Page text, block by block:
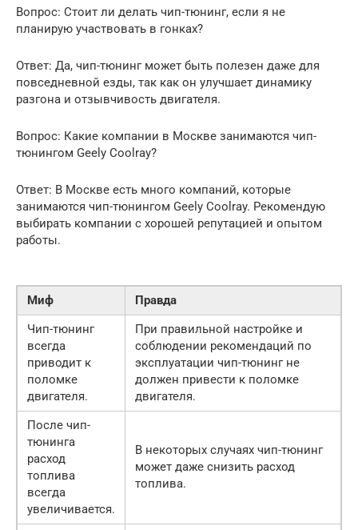
Вопрос: Стоит ли делать чип-тюнинг, если я не
планирую участвовать в гонках?
Ответ: Да, чип-тюнинг может быть полезен даже для
повседневной езды, так как он улучшает динамику
разгона и отзывчивость двигателя.
Вопрос: Какие компании в Москве занимаются чип-
тюнингом Geely Coolray?
Ответ: В Москве есть много компаний, которые
занимаются чип-тюнингом Geely Coolray. Рекомендую
выбирать компании с хорошей репутацией и опытом
работы.
Миф
Правда
Чип-тюнинг
всегда
приводит к
поломке
двигателя.
При правильной настройке и
соблюдении рекомендаций по
эксплуатации чип-тюнинг не
должен привести к поломке
двигателя.
После чип-
тюнинга
расход
топлива
всегда
увеличивается.
В некоторых случаях чип-тюнинг
может даже снизить расход
топлива.